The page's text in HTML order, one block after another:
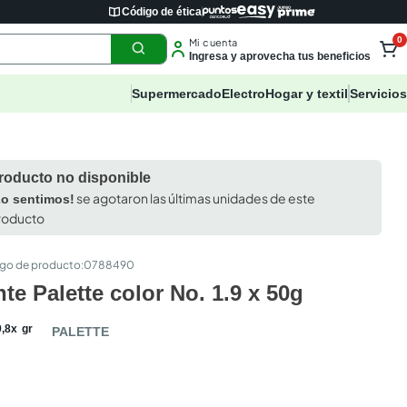
Código de ética
Mi cuenta
Ingresa y aprovecha tus beneficios
0
SupermercadoElectroHogar y textilServicios
no disponible
sentimos!se agotaron las últimas unidades de este
:0788490
Palette color No. 1.9 x 50g
,8x gr PALETTE